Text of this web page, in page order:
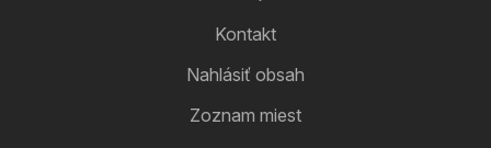
Kontakt
Nahlásiť obsah
Zoznam miest